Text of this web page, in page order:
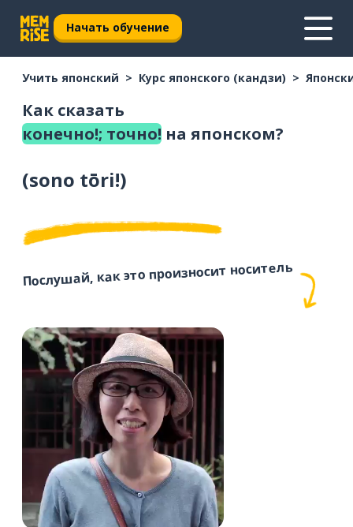
Начать обучение
Учить японский Курс японского (кандзи)
Как сказать
конечно!; точно! на японском?
(sono tōri!)
Послушай, как это произносит носитель